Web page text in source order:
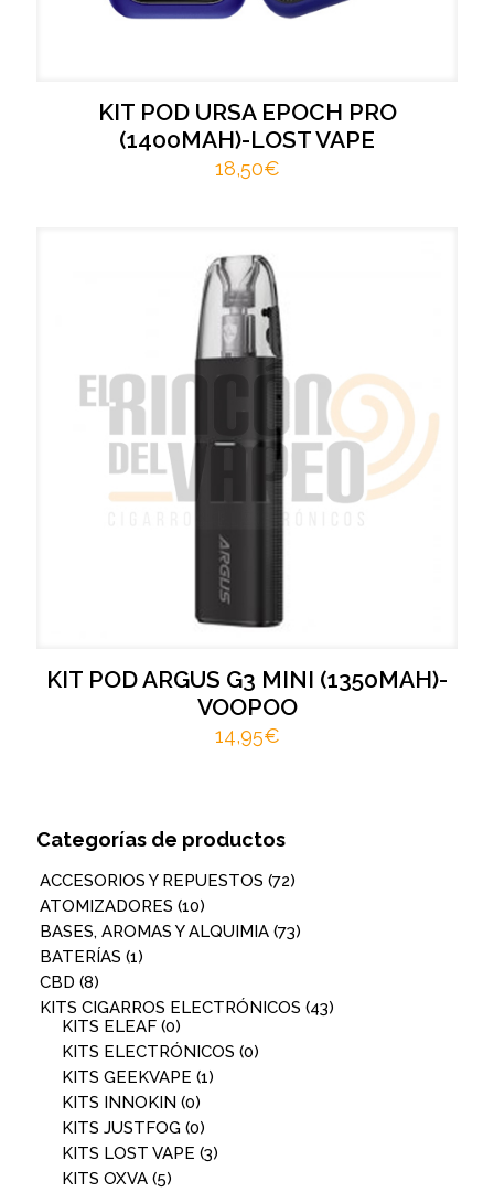
KIT POD URSA EPOCH PRO
(1400MAH)-LOST VAPE
18,50€
KIT POD ARGUS G3 MINI (1350MAH)-
VOOPOO
14,95€
Categorías de productos
ACCESORIOS Y REPUESTOS (72)
ATOMIZADORES (10)
BASES, AROMAS Y ALQUIMIA (73)
BATERÍAS (1)
CBD (8)
KITS CIGARROS ELECTRÓNICOS (43)
KITS ELEAF (0)
KITS ELECTRÓNICOS (0)
KITS GEEKVAPE (1)
KITS INNOKIN (0)
KITS JUSTFOG (0)
KITS LOST VAPE (3)
KITS OXVA (5)